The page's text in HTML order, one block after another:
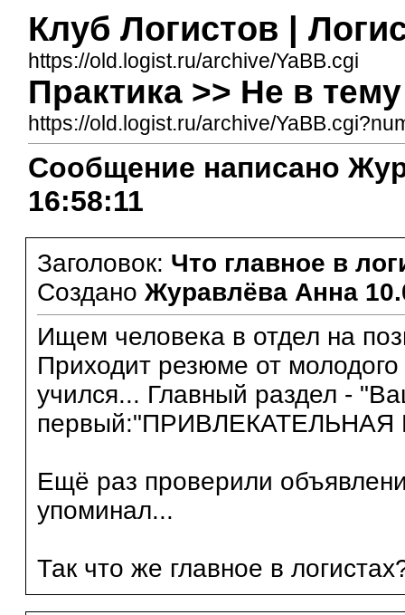
Клуб Логистов |
https://old.logist.ru/archive/YaBB.cgi
Практика >> Не в
https://old.logist.ru/archive/
Сообщение написано
16:58:11
Заголовок: Что главное в
Создано Журавлёва Анна
Ищем человека в отдел на
Приходит резюме от
учился... Главный раздел -
Ещё раз проверили
упоминал...
Так что же главное в